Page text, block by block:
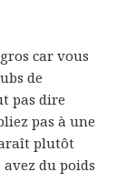
car vous
de
pas dire
pas à une
plutôt
du poids